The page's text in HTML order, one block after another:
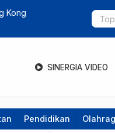
Warga
Pemkab
SINERGIA VIDEO
Pendidikan